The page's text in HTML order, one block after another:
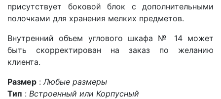
присутствует боковой блок с дополнительными
полочками для хранения мелких предметов.
Внутренний объем углового шкафа № 14 может
быть скорректирован на заказ по желанию
клиента.
Размер : Любые размеры
Тип : Встроенный или Корпусный